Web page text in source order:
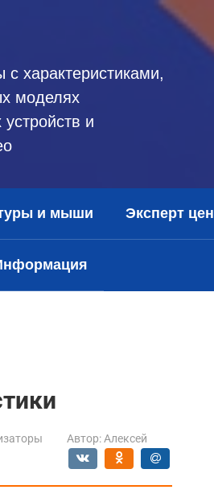
характеристиками,
моделях
и
и мыши Эксперт цен
Автор: Алексей